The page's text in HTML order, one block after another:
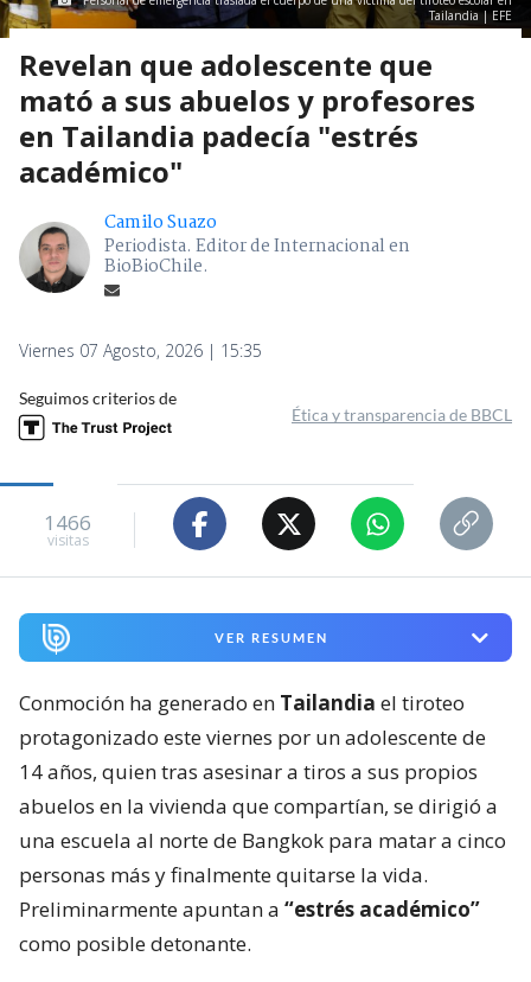
Tailandia | EFE
Revelan que adolescente que
mató a sus abuelos y profesores
en Tailandia padecía "estrés
académico"
Camilo Suazo
Periodista. Editor de Internacional en
BioBioChile.
Viernes 07 Agosto, 2026 | 15:35
Seguimos criterios de
Ética y transparencia de BBCL
1466
visitas
VER RESUMEN
Conmoción ha generado en Tailandia el tiroteo
protagonizado este viernes por un adolescente de
14 años, quien tras asesinar a tiros a sus propios
abuelos en la vivienda que compartían, se dirigió a
una escuela al norte de Bangkok para matar a cinco
personas más y finalmente quitarse la vida.
Preliminarmente apuntan a “estrés académico”
como posible detonante.